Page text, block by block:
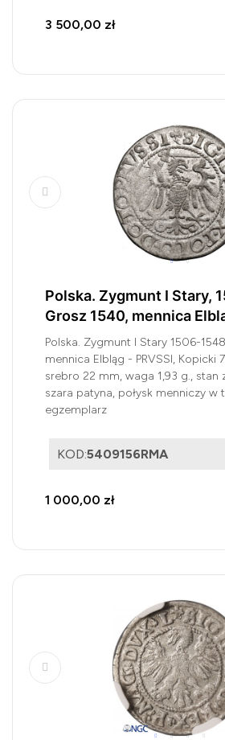
3 500,00 zł
Polska. Zygmunt I Stary,
Grosz 1540, mennica
Polska. Zygmunt I Stary 1506-
mennica Elbląg - PRVSSI, Kopicki
srebro 22 mm, waga 1,93 g., stan
szara patyna, połysk menniczy w
egzemplarz
KOD:5409156RMA
1 000,00 zł